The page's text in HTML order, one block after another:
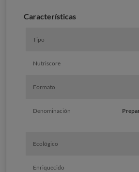
Características
Tipo
Nutriscore
Formato
Denominación
Ecológico
Enriquecido